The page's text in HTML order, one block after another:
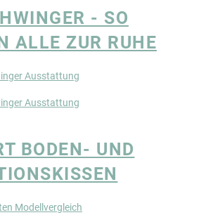
- SO
ALLE ZUR RUHE
Ausstattung
Ausstattung
BODEN- UND
Modellvergleich